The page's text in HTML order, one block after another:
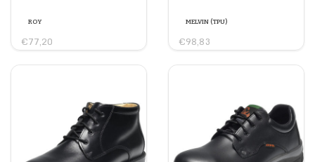
ROY
€77,20
MELVIN (TPU)
€98,83